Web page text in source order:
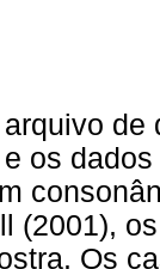
os
(2001),
Os